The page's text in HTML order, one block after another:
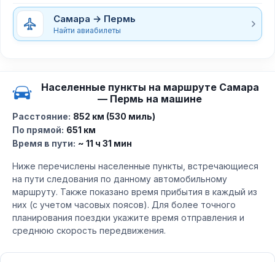
Самара → Пермь
Найти авиабилеты
Населенные пункты на маршруте Самара
— Пермь на машине
Расстояние: 852 км (530 миль)
По прямой: 651 км
Время в пути: ~ 11 ч 31 мин
Ниже перечислены населенные пункты, встречающиеся
на пути следования по данному автомобильному
маршруту. Также показано время прибытия в каждый из
них (с учетом часовых поясов). Для более точного
планирования поездки укажите время отправления и
среднюю скорость передвижения.